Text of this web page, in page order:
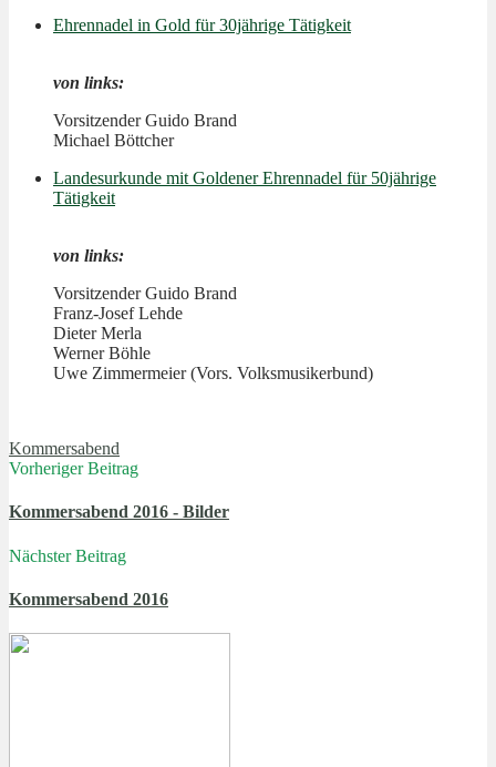
Ehrennadel in Gold für 30jährige Tätigkeit
von links:
Vorsitzender Guido Brand
Michael Böttcher
Landesurkunde mit Goldener Ehrennadel für 50jährige
Tätigkeit
von links:
Vorsitzender Guido Brand
Franz-Josef Lehde
Dieter Merla
Werner Böhle
Uwe Zimmermeier (Vors. Volksmusikerbund)
Kommersabend
Vorheriger Beitrag
Kommersabend 2016 - Bilder
Nächster Beitrag
Kommersabend 2016